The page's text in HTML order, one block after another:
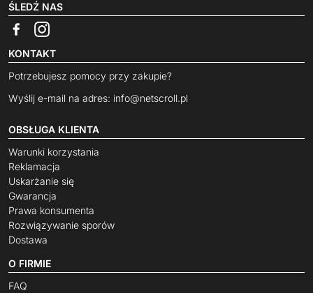
ŚLEDŹ NAS
KONTAKT
Potrzebujesz pomocy przy zakupie?
Wyślij e-mail na adres: info@netscroll.pl
OBSŁUGA KLIENTA
Warunki korzystania
Reklamacja
Uskarżanie się
Gwarancja
Prawa konsumenta
Rozwiązywanie sporów
Dostawa
O FIRMIE
FAQ